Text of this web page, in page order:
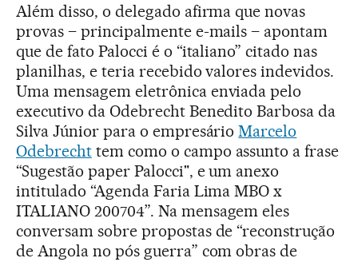
Além disso, o delegado afirma que novas
provas – principalmente e-mails – apontam
que de fato Palocci é o “italiano” citado nas
planilhas, e teria recebido valores indevidos.
Uma mensagem eletrônica enviada pelo
executivo da Odebrecht Benedito Barbosa da
Silva Júnior para o empresárioMarcelo
Odebrechttem como o campo assunto a frase
“Sugestão paper Palocci", e um anexo
intitulado “Agenda Faria Lima MBO x
ITALIANO 200704”. Na mensagem eles
conversam sobre propostas de “reconstrução
de Angola no pós guerra” com obras de